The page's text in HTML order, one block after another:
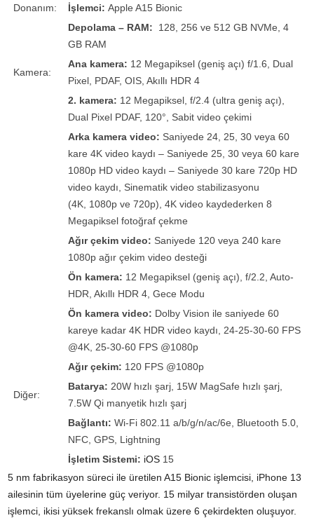
Donanım:
İşlemci: Apple A15 Bionic
Depolama – RAM:
128, 256 ve 512 GB NVMe, 4
GB RAM
Kamera:
Ana kamera: 12 Megapiksel (geniş açı) f/1.6, Dual
Pixel, PDAF, OIS, Akıllı HDR 4
2. kamera: 12 Megapiksel, f/2.4 (ultra geniş açı),
Dual Pixel PDAF, 120°, Sabit video çekimi
Arka kamera video: Saniyede 24, 25, 30 veya 60
kare 4K video kaydı – Saniyede 25, 30 veya 60 kare
1080p HD video kaydı – Saniyede 30 kare 720p HD
video kaydı, Sinematik video stabilizasyonu
(4K, 1080p ve 720p), 4K video kaydederken 8
Megapiksel fotoğraf çekme
Ağır çekim video: Saniyede 120 veya 240 kare
1080p ağır çekim video desteği
Ön kamera: 12 Megapiksel (geniş açı), f/2.2, Auto-
HDR, Akıllı HDR 4, Gece Modu
Ön kamera video: Dolby Vision ile saniyede 60
kareye kadar 4K HDR video kaydı, 24-25-30-60 FPS
@4K, 25-30-60 FPS @1080p
Ağır çekim: 120 FPS @1080p
Diğer:
Batarya: 20W hızlı şarj, 15W MagSafe hızlı şarj,
7.5W Qi manyetik hızlı şarj
Bağlantı: Wi-Fi 802.11 a/b/g/n/ac/6e, Bluetooth 5.0,
NFC, GPS, Lightning
İşletim Sistemi: iOS 15
5 nm fabrikasyon süreci ile üretilen A15 Bionic işlemcisi, iPhone 13
ailesinin tüm üyelerine güç veriyor. 15 milyar transistörden oluşan
işlemci, ikisi yüksek frekanslı olmak üzere 6 çekirdekten oluşuyor.